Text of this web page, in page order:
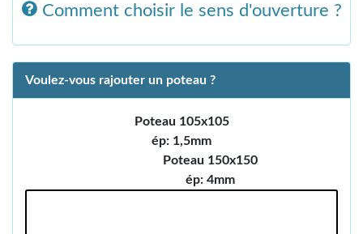
Comment choisir le sens d'ouverture ?
Voulez-vous rajouter un poteau ?
Poteau 105x105
ép: 1,5mm
Poteau 150x150
ép: 4mm